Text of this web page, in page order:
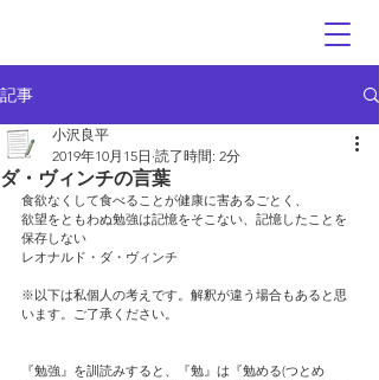
記事
ダ・ヴィンチの言葉
小沢良平
2019年10月15日 読了時間: 2分
食欲なくして食べることが健康に害あるごとく、
欲望をともわぬ勉強は記憶をそこない、記憶したことを
保存しない
レオナルド・ダ・ヴィンチ
※以下は私個人の考えです。解釈が違う場合もあると思
います。ご了承ください。
『勉強』を訓読みすると、『勉』は『勉める(つとめ